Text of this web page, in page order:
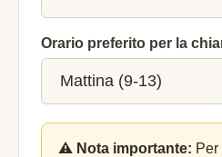
Orario preferito per la
⚠️ Nota importante: